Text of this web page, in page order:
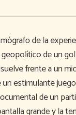
de la
de un
frente a un
estimulante
de un
grande y la